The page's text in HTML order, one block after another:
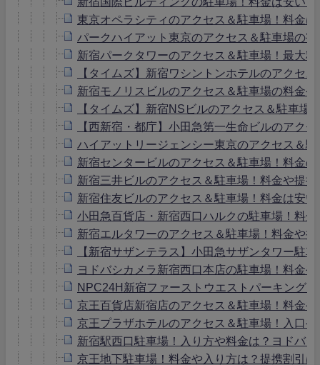
東京オペラシティのアクセス＆駐車場！料金
パークハイアット東京のアクセス＆駐車場の
新宿パークタワーのアクセス＆駐車場！最大
【タイムズ】新宿ワシントンホテルのアクセ
新宿モノリスビルのアクセス＆駐車場の料金や
【タイムズ】新宿NSビルのアクセス＆駐車場
【西新宿・都庁】小田急第一生命ビルのアク
ハイアットリージェンシー東京のアクセス＆
新宿センタービルのアクセス＆駐車場！料金
新宿三井ビルのアクセス＆駐車場！料金や提
新宿住友ビルのアクセス＆駐車場！料金は安
小田急百貨店・新宿西口ハルクの駐車場！料
新宿エルタワーのアクセス＆駐車場！料金や
【新宿サザンテラス】小田急サザンタワー駐
ヨドバシカメラ新宿西口本店の駐車場！料金
NPC24H新宿ファーストウエストパーキング
京王百貨店新宿店のアクセス＆駐車場！料金や
京王プラザホテルのアクセス＆駐車場！入口や
新宿駅西口駐車場！入り方や料金は？ヨドバ
京王地下駐車場！料金や入り方は？提携割引